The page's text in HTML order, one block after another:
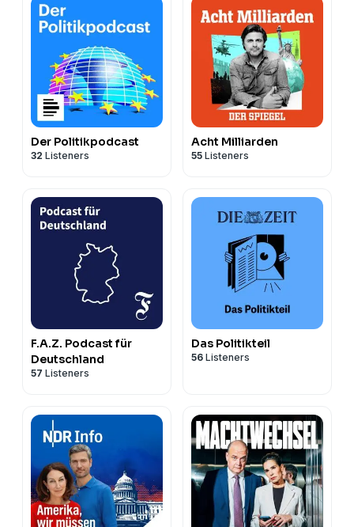
Der Politikpodcast
32 Listeners
Acht Milliarden
55 Listeners
F.A.Z. Podcast für
Deutschland
57 Listeners
Das Politikteil
56 Listeners